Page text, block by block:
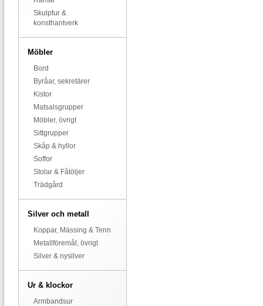
Skulptur &
konsthantverk
Möbler
Bord
Byråar, sekretärer
Kistor
Matsalsgrupper
Möbler, övrigt
Sittgrupper
Skåp & hyllor
Soffor
Stolar & Fåtöljer
Trädgård
Silver och metall
Koppar, Mässing & Tenn
Metallföremål, övrigt
Silver & nysilver
Ur & klockor
Armbandsur